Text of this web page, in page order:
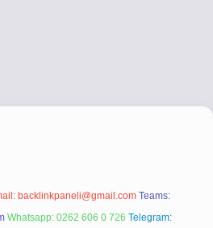
hiltonbet yeni giriş
backlinkpaneli@gmail.com Teams:
Whatsapp: 0262 606 0 726 Telegram: